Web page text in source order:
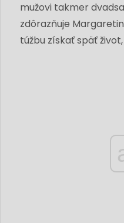
mužovi takmer
zdôrazňuje
túžbu získať späť